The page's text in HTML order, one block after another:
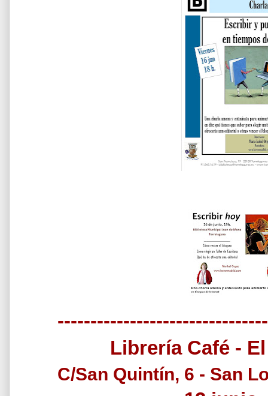
Librería Café -
C/San Quintín, 6 - San